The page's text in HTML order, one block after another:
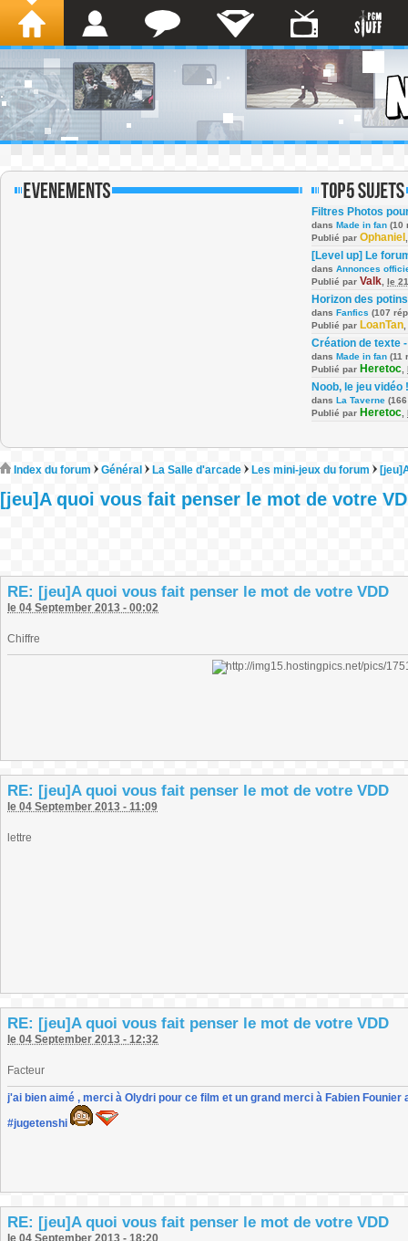
Filtres Photos
dans Made in fan (10
Publié par Ophaniel
[Level up] Le
dans Annonces
Publié par Valk le
Horizon des potins
dans Fanfics (107
Publié par LoanTan
Création de texte
dans Made in fan (11
Publié par Heretoc
Noob, le jeu vidéo !
dans La Taverne
Publié par Heretoc
Index du forum Général La Salle d'arcade Les mini-jeux du forum
[jeu]A quoi vous fait penser le mot de votre
RE: [jeu]A quoi vous fait penser le mot de votre VDD
le 04 September 2013 - 00:02
Chiffre
RE: [jeu]A quoi vous fait penser le mot de votre VDD
le 04 September 2013 - 11:09
lettre
RE: [jeu]A quoi vous fait penser le mot de votre VDD
le 04 September 2013 - 12:32
Facteur
j'ai bien aimé , merci à Olydri pour ce film et un grand merci à Fabien
#jugetenshi
RE: [jeu]A quoi vous fait penser le mot de votre VDD
le 04 September 2013 - 18:20